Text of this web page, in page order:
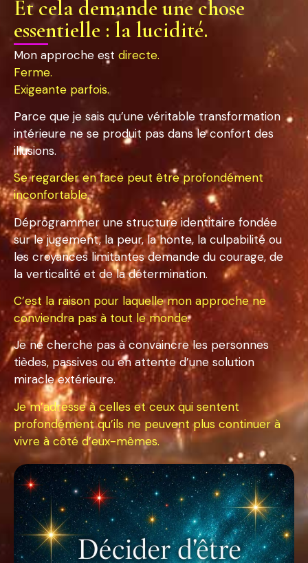
Et cela demande une chose
essentielle : la lucidité.
Mon approche est directe.
Ferme.
Exigeante parfois.
Parce que je sais qu’une véritable transformation
intérieure ne se produit pas dans le confort des
illusions.
Se regarder en face peut être profondément
inconfortable.
Déprogrammer une structure identitaire fondée
sur le jugement, la peur, la honte, la culpabilité ou
les croyances limitantes demande du courage, de
la verticalité et de la détermination.
C’est la raison pour laquelle mon approche ne
conviendra pas à tout le monde.
Je ne cherche pas à convaincre les personnes
tièdes, passives ou en attente d’une solution
miracle extérieure.
Je m’adresse à celles et ceux qui sentent
profondément qu’ils ne peuvent plus continuer à
vivre à côté d’eux-mêmes.